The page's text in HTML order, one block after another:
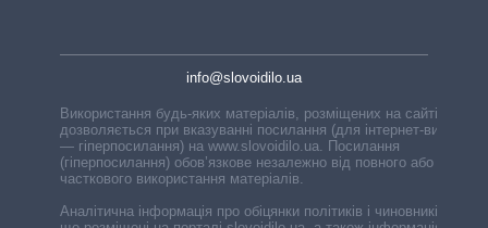
info@slovoidilo.ua
Використання будь-яких матеріалів, розміщених на сайті,
дозволяється при вказуванні посилання (для інтернет-видань
— гіперпосилання) на www.slovoidilo.ua. Посилання
(гіперпосилання) обов’язкове незалежно від повного або
часткового використання матеріалів.
Аналітична інформація про обіцянки політиків і чиновників,